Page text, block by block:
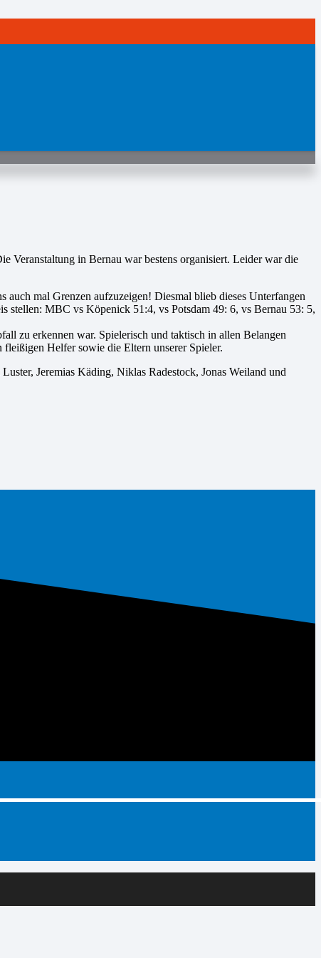
Veranstaltung in Bernau war bestens organisiert. Leider war die
auch mal Grenzen aufzuzeigen! Diesmal blieb dieses Unterfangen
stellen: MBC vs Köpenick 51:4, vs Potsdam 49: 6, vs Bernau 53: 5,
zu erkennen war. Spielerisch und taktisch in allen Belangen
Helfer sowie die Eltern unserer Spieler.
Jeremias Käding, Niklas Radestock, Jonas Weiland und